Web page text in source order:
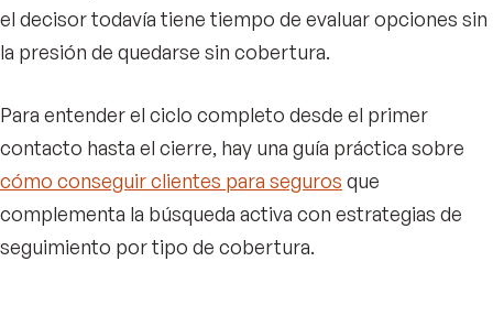
el decisor todavía tiene tiempo de evaluar opciones sin
la presión de quedarse sin cobertura.
Para entender el ciclo completo desde el primer
contacto hasta el cierre, hay una guía práctica sobre
cómo conseguir clientes para seguros que
complementa la búsqueda activa con estrategias de
seguimiento por tipo de cobertura.